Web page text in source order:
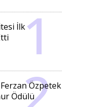
İlk
Ferzan Özpetek
Ödülü